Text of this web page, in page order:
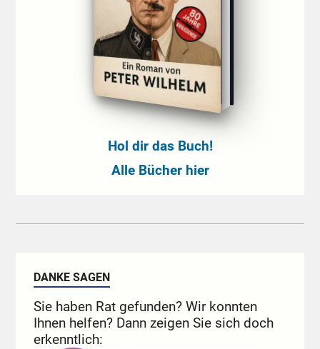
Hol dir das Buch!
Alle Bücher hier
DANKE SAGEN
Sie haben Rat gefunden? Wir konnten
Ihnen helfen? Dann zeigen Sie sich doch
erkenntlich: